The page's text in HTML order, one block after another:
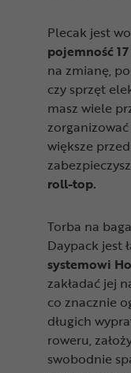
Plecak jest
pojemność
na zmianę,
czy sprzęt
masz wiele
większe
zabezpieczysz
roll-top.
Torba na
Daypack jest
systemowi
zakładać jej
co znacznie
długich
roweru,
swobodnie